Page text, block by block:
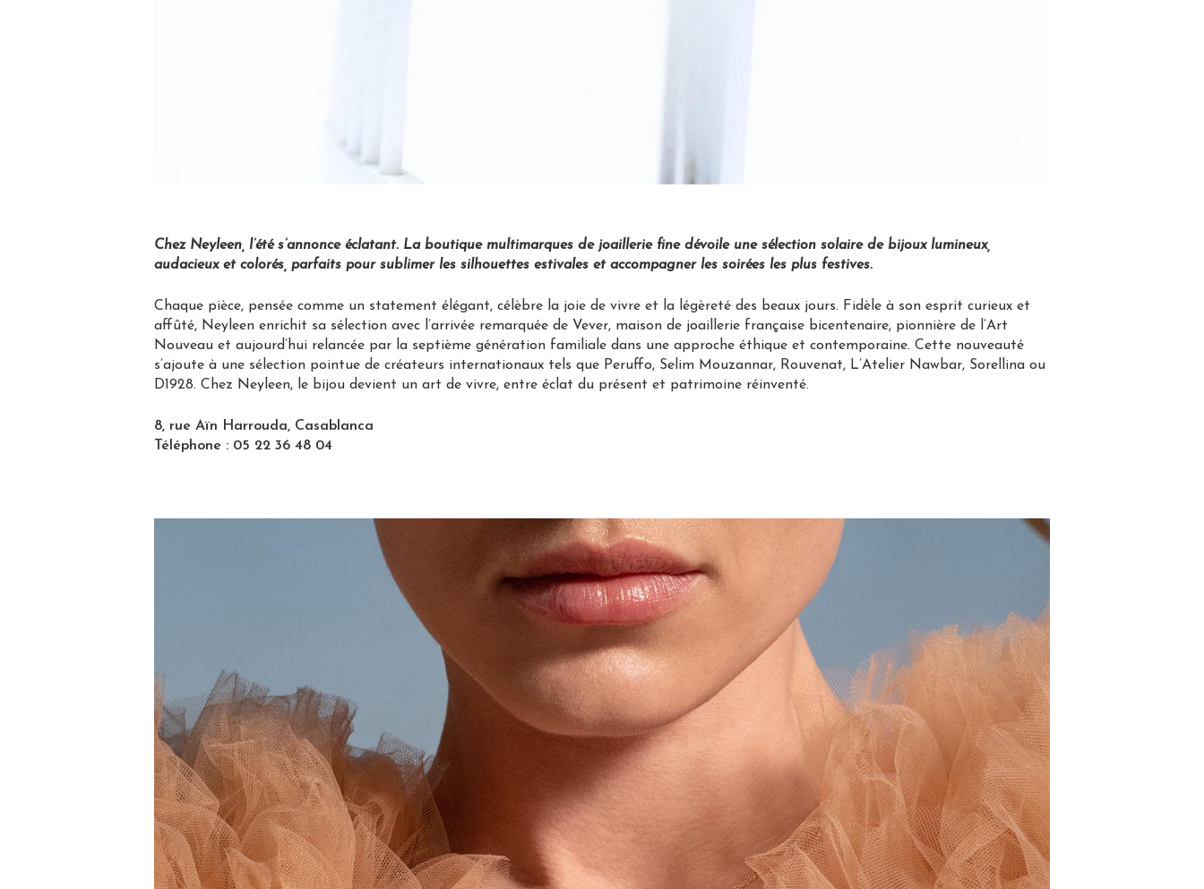
Chez Neyleen, l’été s’annonce éclatant. La boutique multimarques de joaillerie fine dévoile une sélection solaire de bijoux lumineux,
audacieux et colorés, parfaits pour sublimer les silhouettes estivales et accompagner les soirées les plus festives.
Chaque pièce, pensée comme un statement élégant, célèbre la joie de vivre et la légèreté des beaux jours. Fidèle à son esprit curieux et
affûté, Neyleen enrichit sa sélection avec l’arrivée remarquée de Vever, maison de joaillerie française bicentenaire, pionnière de l’Art
Nouveau et aujourd’hui relancée par la septième génération familiale dans une approche éthique et contemporaine. Cette nouveauté
s’ajoute à une sélection pointue de créateurs internationaux tels que Peruffo, Selim Mouzannar, Rouvenat, L’Atelier Nawbar, Sorellina ou
D1928. Chez Neyleen, le bijou devient un art de vivre, entre éclat du présent et patrimoine réinventé.
8, rue Aïn Harrouda, Casablanca
Téléphone : 05 22 36 48 04